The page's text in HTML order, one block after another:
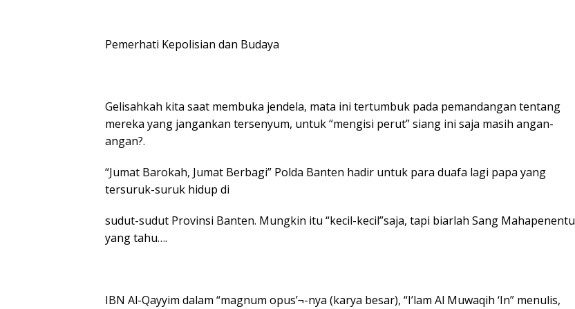
Pemerhati Kepolisian dan Budaya
Gelisahkah kita saat membuka jendela, mata ini tertumbuk pada pemandangan tentang
mereka yang jangankan tersenyum, untuk “mengisi perut” siang ini saja masih angan-
angan?.
“Jumat Barokah, Jumat Berbagi” Polda Banten hadir untuk para duafa lagi papa yang
tersuruk-suruk hidup di
sudut-sudut Provinsi Banten. Mungkin itu “kecil-kecil”saja, tapi biarlah Sang Mahapenentu
yang tahu….
IBN Al-Qayyim dalam “magnum opus’¬-nya (karya besar), “I’lam Al Muwaqih ‘In” menulis,